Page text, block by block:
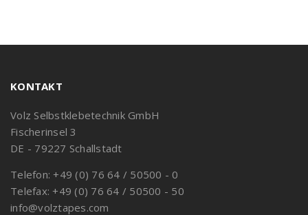
KONTAKT
Volz Selbstklebetechnik GmbH
Fischerinsel 3
DE - 79227 Schallstadt
Telefon: +49 (0) 76 64 / 50500 - 0
Telefax: +49 (0) 76 64 / 50500 - 50
info@volztapes.com